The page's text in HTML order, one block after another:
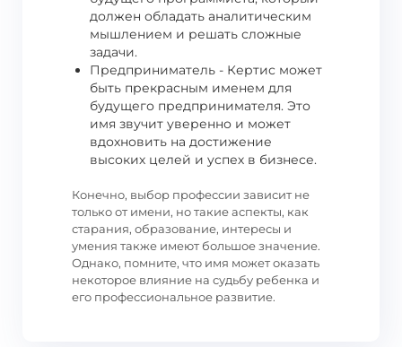
должен обладать аналитическим
мышлением и решать сложные
задачи.
Предприниматель - Кертис может
быть прекрасным именем для
будущего предпринимателя. Это
имя звучит уверенно и может
вдохновить на достижение
высоких целей и успех в бизнесе.
Конечно, выбор профессии зависит не
только от имени, но такие аспекты, как
старания, образование, интересы и
умения также имеют большое значение.
Однако, помните, что имя может оказать
некоторое влияние на судьбу ребенка и
его профессиональное развитие.